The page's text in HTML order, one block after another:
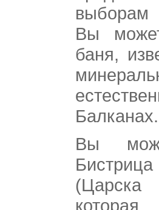
выборам
Вы
баня,
Балканах.
Вы